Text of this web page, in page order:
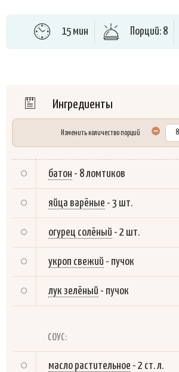
15 мин Порций: 8
Ингредиенты
Изменить количество порций
батон - 8 ломтиков
яйца варёные - 3 шт.
огурец солёный - 2 шт.
укроп свежий - пучок
лук зелёный - пучок
СОУС:
масло растительное - 2 ст. л.